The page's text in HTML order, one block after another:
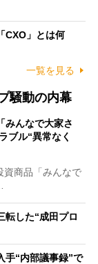
CXO」とは何
一覧を見る
騒動の内幕
みんなで大家さ
ブル“異常なく
商品「みんなで
転した“成田プロ
手“内部議事録”で